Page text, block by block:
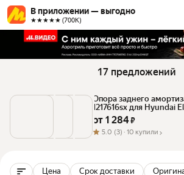
В приложении — выгодно
★★★★★ (700К)
17 предложений
Опора заднего
1217616sx для Hyundai
от 1 284 ₽
5.0 (3) · 10 купили
Цена Срок доставки